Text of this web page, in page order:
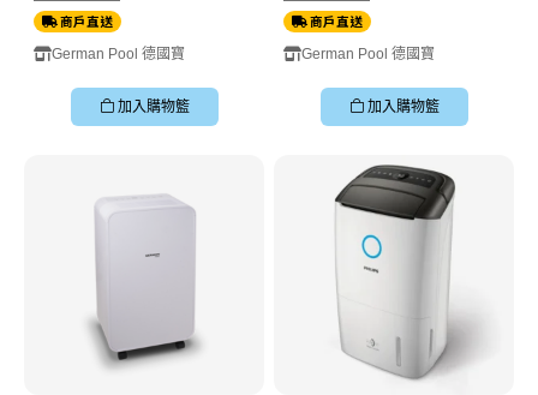
商戶直送
German Pool 德國寶
加入購物籃
商戶直送
German Pool 德國寶
加入購物籃